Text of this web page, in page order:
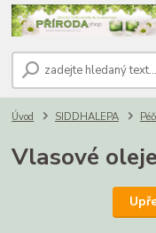
Úvod SIDDHALEPA
Vlasové oleje